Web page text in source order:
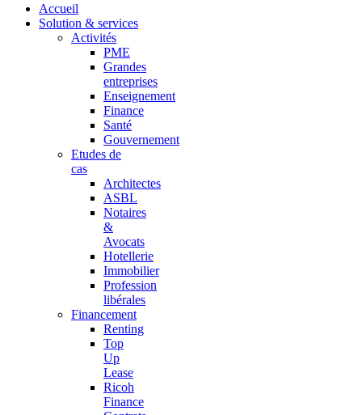
Accueil
Solution & services
Activités
PME
Grandes
entreprises
Enseignement
Finance
Santé
Gouvernement
Etudes de
cas
Architectes
ASBL
Notaires
&
Avocats
Hotellerie
Immobilier
Profession
libérales
Financement
Renting
Top
Up
Lease
Ricoh
Finance